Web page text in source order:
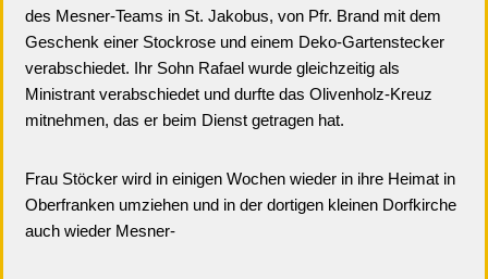
des Mesner-Teams in St. Jakobus, von Pfr. Brand mit dem
Geschenk einer Stockrose und einem Deko-Gartenstecker
verabschiedet. Ihr Sohn Rafael wurde gleichzeitig als
Ministrant verabschiedet und durfte das Olivenholz-Kreuz
mitnehmen, das er beim Dienst getragen hat.
Frau Stöcker wird in einigen Wochen wieder in ihre Heimat in
Oberfranken umziehen und in der dortigen kleinen Dorfkirche
auch wieder Mesner-